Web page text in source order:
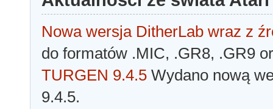
Nowa wersja DitherLab wraz z
do formatów .MIC, .GR8, .GR9
TURGEN 9.4.5 Wydano nową
9.4.5.